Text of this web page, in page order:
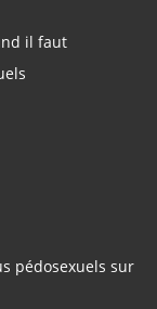
il faut
pédosexuels sur